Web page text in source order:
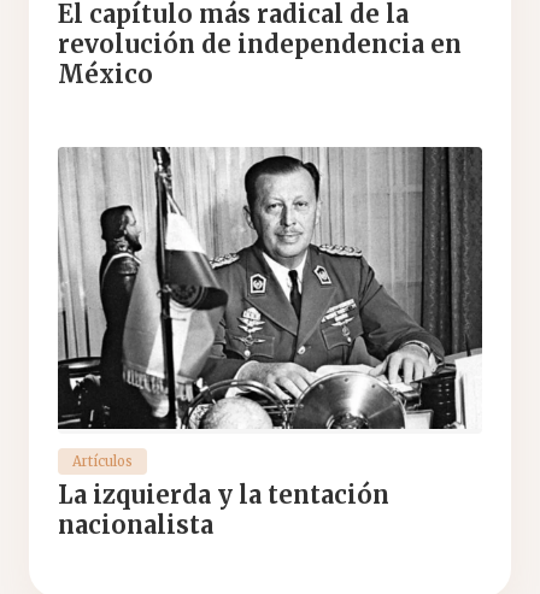
El capítulo más radical de la
revolución de independencia en
México
Artículos
La izquierda y la tentación
nacionalista